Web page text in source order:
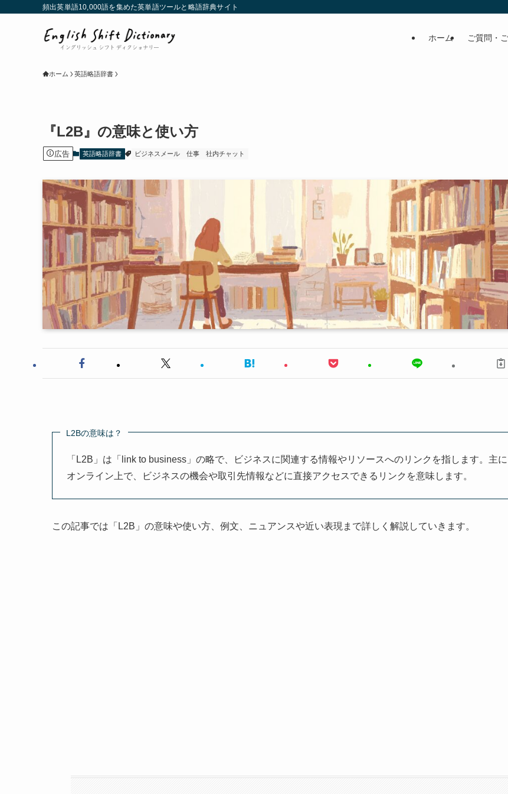
頻出英単語10,000語を集めた英単語ツールと略語辞典サイト
ホーム ご質問・
ホーム 英語略語辞書
『L2B』の意味と使い方
広告 英語略語辞書 ビジネスメール 仕事 社内チャット
L2Bの意味は？
「L2B」は「link to business」の略で、ビジネスに関連する情報やリソースへのリンクを指します。主に
オンライン上で、ビジネスの機会や取引先情報などに直接アクセスできるリンクを意味します。
この記事では「L2B」の意味や使い方、例文、ニュアンスや近い表現まで詳しく解説していきます。